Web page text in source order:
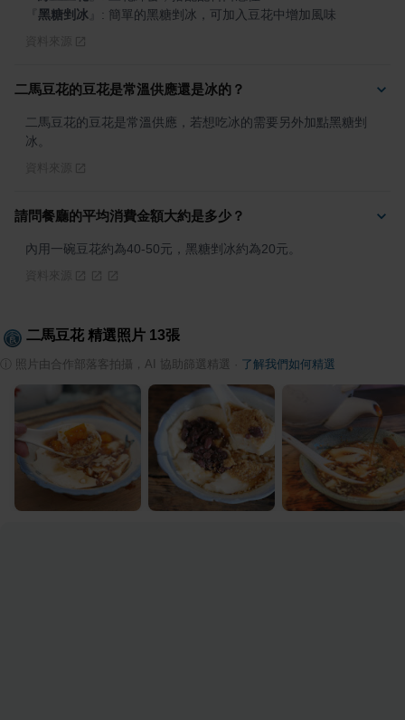
黑糖剉冰 : 簡單的黑糖剉冰，可加入豆花中增加風味
二馬豆花的豆花是常溫供應還是冰的？
二馬豆花的豆花是常溫供應，若想吃冰的需要另外加點黑糖剉
冰。
請問餐廳的平均消費金額大約是多少？
內用一碗豆花約為40-50元，黑糖剉冰約為20元。
二馬豆花 精選照片 13張
照片由合作部落客拍攝，AI 協助篩選精選 了解我們如何精選